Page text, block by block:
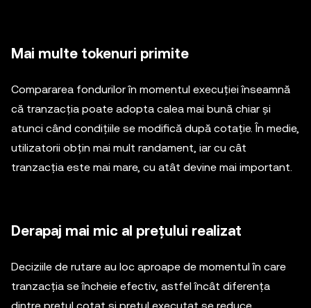
Mai multe tokenuri primite
Compararea fondurilor în momentul execuției înseamnă
că tranzacția poate adopta calea mai bună chiar și
atunci când condițiile se modifică după cotație. În medie,
utilizatorii obțin mai mult randament, iar cu cât
tranzacția este mai mare, cu atât devine mai important.
Derapaj mai mic al prețului realizat
Deciziile de rutare au loc aproape de momentul în care
tranzacția se încheie efectiv, astfel încât diferența